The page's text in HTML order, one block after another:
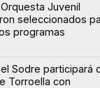
Juvenil
seleccionados
programas
Sodre participará
Torroella con